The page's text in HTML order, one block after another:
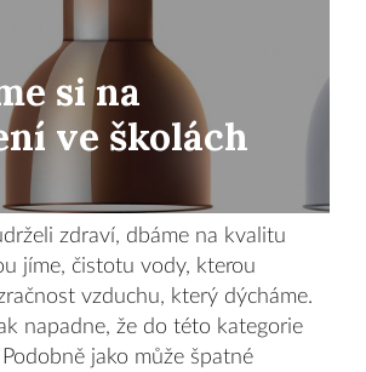
si na
ve školách
zdraví, dbáme na kvalitu
jíme, čistotu vody, kterou
vzduchu, který dýcháme.
napadne, že do této kategorie
jako může špatné